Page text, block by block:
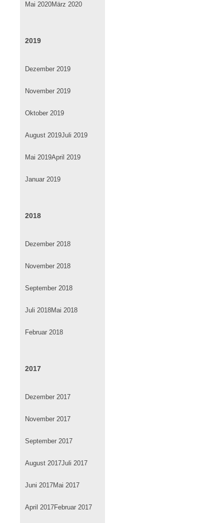
Mai 2020März 2020
2019
Dezember 2019
November 2019
Oktober 2019
August 2019Juli 2019
Mai 2019April 2019
Januar 2019
2018
Dezember 2018
November 2018
September 2018
Juli 2018Mai 2018
Februar 2018
2017
Dezember 2017
November 2017
September 2017
August 2017Juli 2017
Juni 2017Mai 2017
April 2017Februar 2017